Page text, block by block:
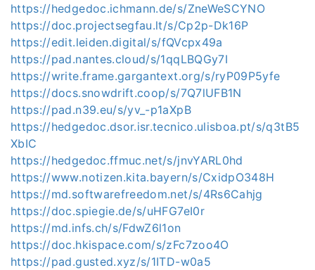
https://hedgedoc.ichmann.de/s/ZneWeSCYNO
https://doc.projectsegfau.lt/s/Cp2p-Dk16P
https://edit.leiden.digital/s/fQVcpx49a
https://pad.nantes.cloud/s/1qqLBQGy7I
https://write.frame.gargantext.org/s/ryP09P5yfe
https://docs.snowdrift.coop/s/7Q7lUFB1N
https://pad.n39.eu/s/yv_-p1aXpB
https://hedgedoc.dsor.isr.tecnico.ulisboa.pt/s/q3tB5
XbIC
https://hedgedoc.ffmuc.net/s/jnvYARL0hd
https://www.notizen.kita.bayern/s/CxidpO348H
https://md.softwarefreedom.net/s/4Rs6Cahjg
https://doc.spiegie.de/s/uHFG7eI0r
https://md.infs.ch/s/FdwZ6l1on
https://doc.hkispace.com/s/zFc7zoo4O
https://pad.gusted.xyz/s/1ITD-w0a5